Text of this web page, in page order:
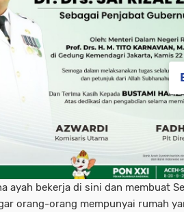
ayah bekerja di sini dan membuat
orang-orang mempunyai rumah